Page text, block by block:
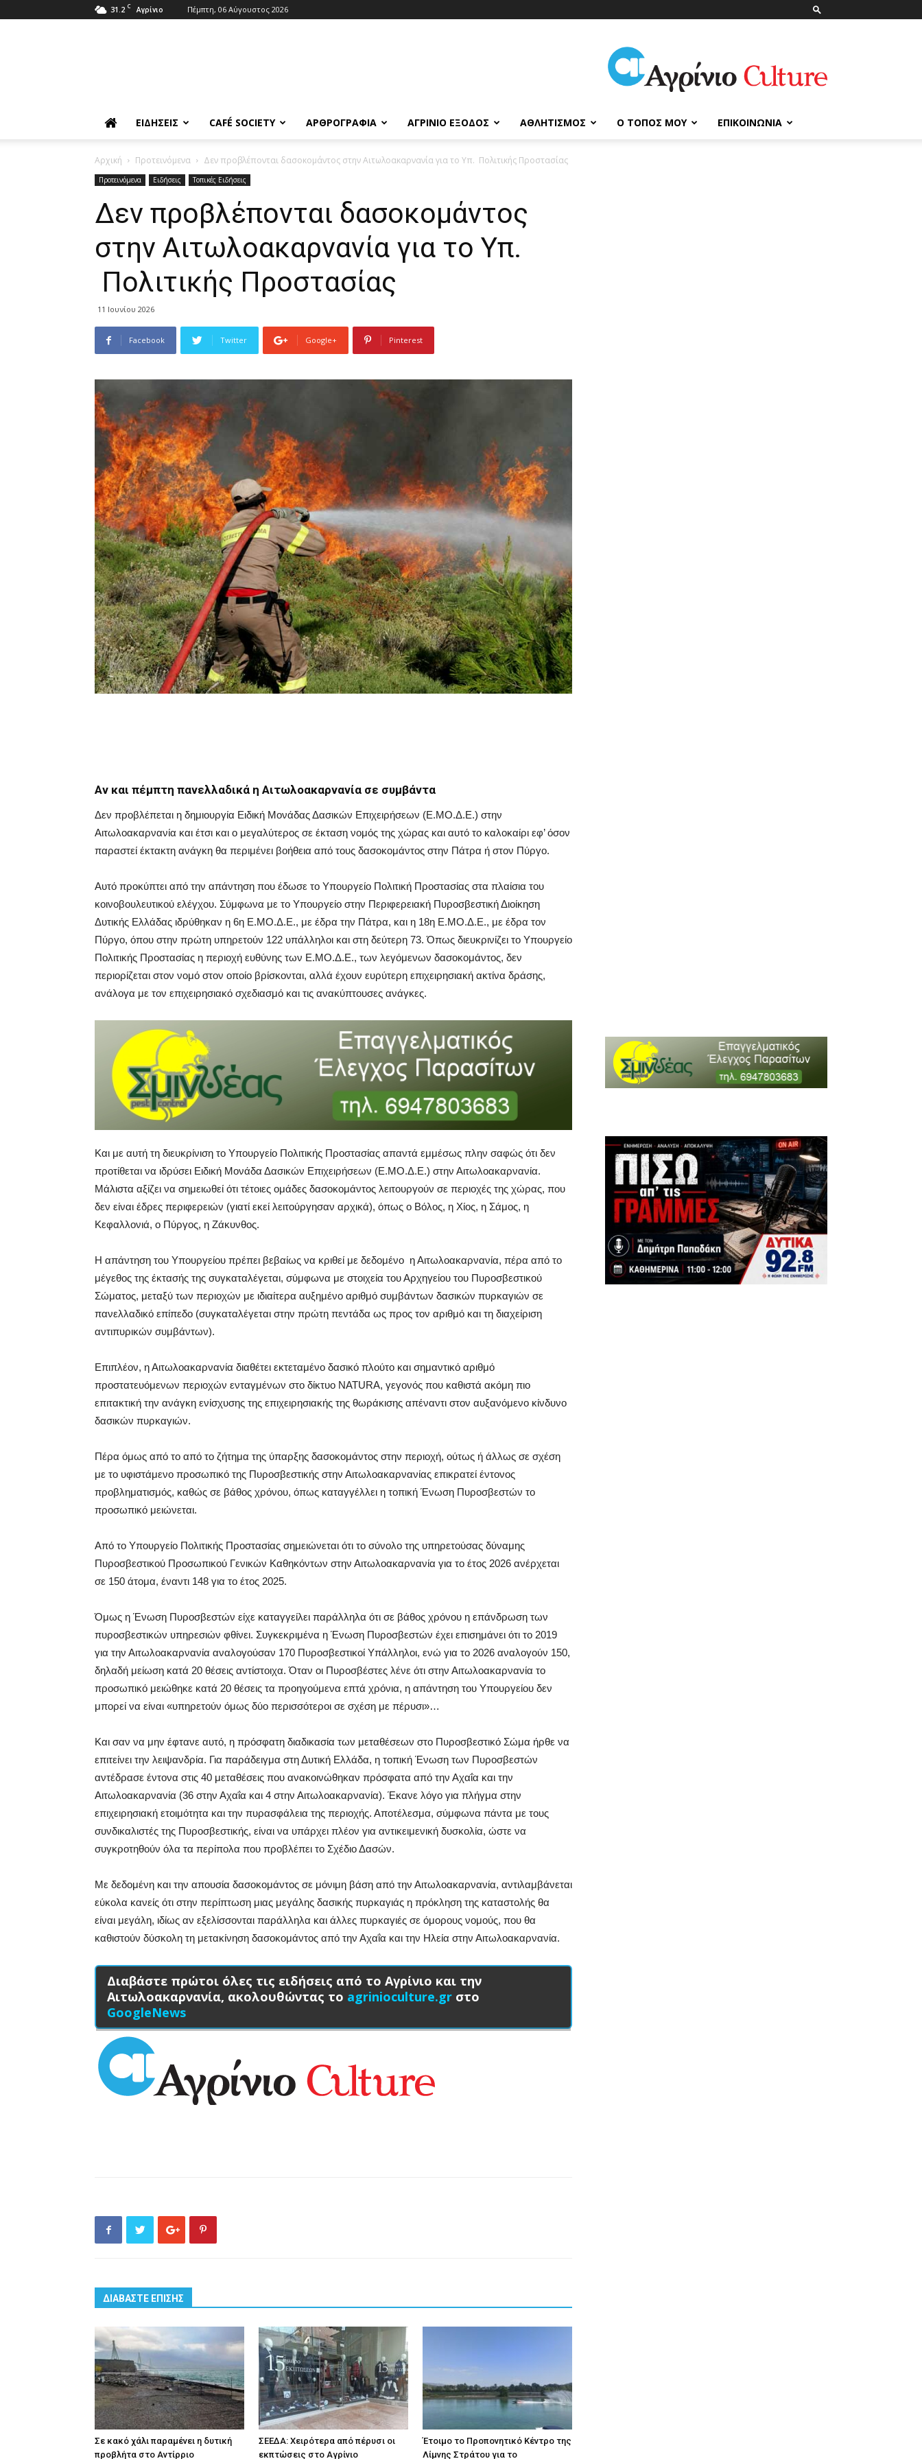
31.2 C Αγρίνιο Πέμπτη, 06 Αύγουστος 2026
ΑγρίνιοCulture
ΕΙΔΉΣΕΙΣ CAFÉ SOCIETY ΑΡΘΡΟΓΡΑΦΊΑ ΑΓΡΊΝΙΟ ΈΞΟΔΟΣ ΑΘΛΗΤΙΣΜΌΣ Ο ΤΌΠΟΣ ΜΟΥ ΕΠΙΚΟΙΝΩΝΊΑ
Αρχική Προτεινόμενα Δεν προβλέπονται δασοκομάντος στην Αιτωλοακαρνανία για το Υπ. Πολιτικής Προστασίας
Προτεινόμενα Ειδήσεις Τοπικές Ειδήσεις
Δεν προβλέπονται δασοκομάντος
στην Αιτωλοακαρνανία για το Υπ.
Πολιτικής Προστασίας
11 Ιουνίου 2026
Facebook Twitter Google+ Pinterest
Αν και πέμπτη πανελλαδικά η Αιτωλοακαρνανία σε συμβάντα
Δεν προβλέπεται η δημιουργία Ειδική Μονάδας Δασικών Επιχειρήσεων (Ε.ΜΟ.Δ.Ε.) στην
Αιτωλοακαρνανία και έτσι και ο μεγαλύτερος σε έκταση νομός της χώρας και αυτό το καλοκαίρι εφ’ όσον
παραστεί έκτακτη ανάγκη θα περιμένει βοήθεια από τους δασοκομάντος στην Πάτρα ή στον Πύργο.
Αυτό προκύπτει από την απάντηση που έδωσε το Υπουργείο Πολιτική Προστασίας στα πλαίσια του
κοινοβουλευτικού ελέγχου. Σύμφωνα με το Υπουργείο στην Περιφερειακή Πυροσβεστική Διοίκηση
Δυτικής Ελλάδας ιδρύθηκαν η 6η Ε.ΜΟ.Δ.Ε., με έδρα την Πάτρα, και η 18η Ε.ΜΟ.Δ.Ε., με έδρα τον
Πύργο, όπου στην πρώτη υπηρετούν 122 υπάλληλοι και στη δεύτερη 73. Όπως διευκρινίζει το Υπουργείο
Πολιτικής Προστασίας η περιοχή ευθύνης των Ε.ΜΟ.Δ.Ε., των λεγόμενων δασοκομάντος, δεν
περιορίζεται στον νομό στον οποίο βρίσκονται, αλλά έχουν ευρύτερη επιχειρησιακή ακτίνα δράσης,
ανάλογα με τον επιχειρησιακό σχεδιασμό και τις ανακύπτουσες ανάγκες.
Και με αυτή τη διευκρίνιση το Υπουργείο Πολιτικής Προστασίας απαντά εμμέσως πλην σαφώς ότι δεν
προτίθεται να ιδρύσει Ειδική Μονάδα Δασικών Επιχειρήσεων (Ε.ΜΟ.Δ.Ε.) στην Αιτωλοακαρνανία.
Μάλιστα αξίζει να σημειωθεί ότι τέτοιες ομάδες δασοκομάντος λειτουργούν σε περιοχές της χώρας, που
δεν είναι έδρες περιφερειών (γιατί εκεί λειτούργησαν αρχικά), όπως ο Βόλος, η Χίος, η Σάμος, η
Κεφαλλονιά, ο Πύργος, η Ζάκυνθος.
Η απάντηση του Υπουργείου πρέπει βεβαίως να κριθεί με δεδομένο η Αιτωλοακαρνανία, πέρα από το
μέγεθος της έκτασής της συγκαταλέγεται, σύμφωνα με στοιχεία του Αρχηγείου του Πυροσβεστικού
Σώματος, μεταξύ των περιοχών με ιδιαίτερα αυξημένο αριθμό συμβάντων δασικών πυρκαγιών σε
πανελλαδικό επίπεδο (συγκαταλέγεται στην πρώτη πεντάδα ως προς τον αριθμό και τη διαχείριση
αντιπυρικών συμβάντων).
Επιπλέον, η Αιτωλοακαρνανία διαθέτει εκτεταμένο δασικό πλούτο και σημαντικό αριθμό
προστατευόμενων περιοχών ενταγμένων στο δίκτυο NATURA, γεγονός που καθιστά ακόμη πιο
επιτακτική την ανάγκη ενίσχυσης της επιχειρησιακής της θωράκισης απέναντι στον αυξανόμενο κίνδυνο
δασικών πυρκαγιών.
Πέρα όμως από το από το ζήτημα της ύπαρξης δασοκομάντος στην περιοχή, ούτως ή άλλως σε σχέση
με το υφιστάμενο προσωπικό της Πυροσβεστικής στην Αιτωλοακαρνανίας επικρατεί έντονος
προβληματισμός, καθώς σε βάθος χρόνου, όπως καταγγέλλει η τοπική Ένωση Πυροσβεστών το
προσωπικό μειώνεται.
Από το Υπουργείο Πολιτικής Προστασίας σημειώνεται ότι το σύνολο της υπηρετούσας δύναμης
Πυροσβεστικού Προσωπικού Γενικών Καθηκόντων στην Αιτωλοακαρνανία για το έτος 2026 ανέρχεται
σε 150 άτομα, έναντι 148 για το έτος 2025.
Όμως η Ένωση Πυροσβεστών είχε καταγγείλει παράλληλα ότι σε βάθος χρόνου η επάνδρωση των
πυροσβεστικών υπηρεσιών φθίνει. Συγκεκριμένα η Ένωση Πυροσβεστών έχει επισημάνει ότι το 2019
για την Αιτωλοακαρνανία αναλογούσαν 170 Πυροσβεστικοί Υπάλληλοι, ενώ για το 2026 αναλογούν 150,
δηλαδή μείωση κατά 20 θέσεις αντίστοιχα. Όταν οι Πυροσβέστες λένε ότι στην Αιτωλοακαρνανία το
προσωπικό μειώθηκε κατά 20 θέσεις τα προηγούμενα επτά χρόνια, η απάντηση του Υπουργείου δεν
μπορεί να είναι «υπηρετούν όμως δύο περισσότεροι σε σχέση με πέρυσι»…
Και σαν να μην έφτανε αυτό, η πρόσφατη διαδικασία των μεταθέσεων στο Πυροσβεστικό Σώμα ήρθε να
επιτείνει την λειψανδρία. Για παράδειγμα στη Δυτική Ελλάδα, η τοπική Ένωση των Πυροσβεστών
αντέδρασε έντονα στις 40 μεταθέσεις που ανακοινώθηκαν πρόσφατα από την Αχαΐα και την
Αιτωλοακαρνανία (36 στην Αχαΐα και 4 στην Αιτωλοακαρνανία). Έκανε λόγο για πλήγμα στην
επιχειρησιακή ετοιμότητα και την πυρασφάλεια της περιοχής. Αποτέλεσμα, σύμφωνα πάντα με τους
συνδικαλιστές της Πυροσβεστικής, είναι να υπάρχει πλέον για αντικειμενική δυσκολία, ώστε να
συγκροτηθούν όλα τα περίπολα που προβλέπει το Σχέδιο Δασών.
Με δεδομένη και την απουσία δασοκομάντος σε μόνιμη βάση από την Αιτωλοακαρνανία, αντιλαμβάνεται
εύκολα κανείς ότι στην περίπτωση μιας μεγάλης δασικής πυρκαγιάς η πρόκληση της καταστολής θα
είναι μεγάλη, ιδίως αν εξελίσσονται παράλληλα και άλλες πυρκαγιές σε όμορους νομούς, που θα
καθιστούν δύσκολη τη μετακίνηση δασοκομάντος από την Αχαΐα και την Ηλεία στην Αιτωλοακαρνανία.
Διαβάστε πρώτοι όλες τις ειδήσεις από το Αγρίνιο και την
Αιτωλοακαρνανία, ακολουθώντας το agrinioculture.gr στο
GoogleNews
ΔΙΑΒΑΣΤΕ ΕΠΙΣΗΣ
Σε κακό χάλι παραμένει η δυτική
προβλήτα στο Αντίρριο
ΣΕΕΔΑ: Χειρότερα από πέρυσι οι
εκπτώσεις στο Αγρίνιο
Έτοιμο το Προπονητικό Κέντρο της
Λίμνης Στράτου για το